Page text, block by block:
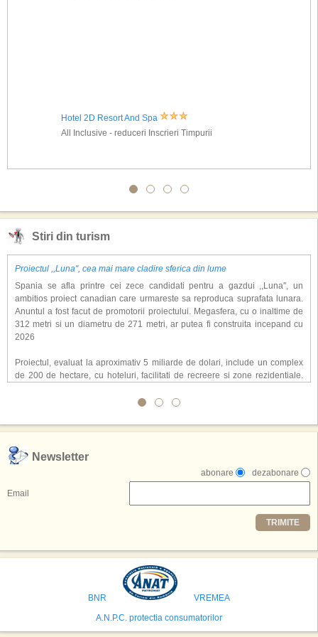
Hotel 2D Resort And Spa
All Inclusive - reduceri Inscrieri Timpurii
Stiri din turism
Proiectul ,,Luna'', cea mai mare cladire sferica din lume
Spania se afla printre cei zece candidati pentru a gazdui ,,Luna'', un
ambitios proiect canadian care urmareste sa reproduca suprafata lunara.
Anuntul a fost facut de promotorii proiectului. Megasfera, cu o inaltime de
312 metri si un diametru de 271 metri, ar putea fi construita incepand cu
2026
Proiectul, evaluat la aproximativ 5 miliarde de dolari, include un complex
de 200 de hectare, cu hoteluri, facilitati de recreere si zone rezidentiale.
atragerea a pana la 10 milioane de turisti anual. �Luna� ar putea deveni
exclusiv simularea suprafetei lunare.
,,Credem ca exista sanse mari sa anuntam nu doar o locatie, ci poate mai
multe'', a declarat Michael R. Henderson, cofondator al Moon World
Resorts, citat de Gulf News. Potrivit acestuia, 2026 ar putea deveni un an
decisiv pentru reali zarea proiectului.
Printre celelalte tari care concureaza pentru a gazdui aceasta constructie
se numara Australia, Brazilia, China, Egipt, India, Polonia, Thailanda,
avea cele mai mari sanse de a castiga licitatia. Totusi, Spania, care se
preconizeaza ca va deveni a doua cea mai vizitata tara din lume in 2025,
isi bazeaza oferta pe infrastructura turistica solida si capacitatea hoteliera."
Newsletter
dezabonare
abonare
Email
TRIMITE
BNR
VREMEA
A.N.P.C. protectia consumatorilor